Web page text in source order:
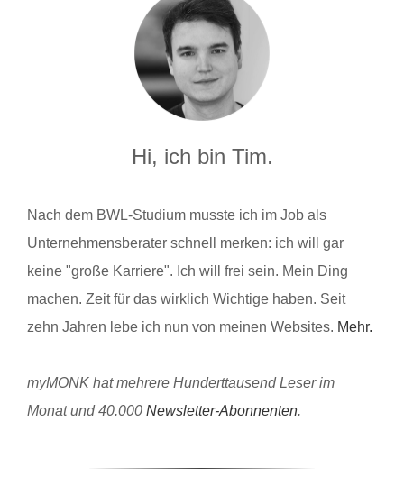
Hi, ich bin Tim.
Nach dem BWL-Studium musste ich im Job als
Unternehmensberater schnell merken: ich will gar
keine "große Karriere". Ich will frei sein. Mein Ding
machen. Zeit für das wirklich Wichtige haben. Seit
zehn Jahren lebe ich nun von meinen Websites. Mehr.
myMONK hat mehrere Hunderttausend Leser im
Monat und 40.000 Newsletter-Abonnenten.